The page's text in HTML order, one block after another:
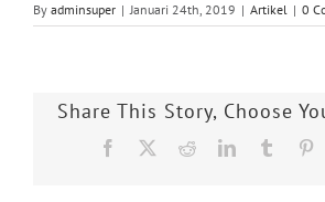
By adminsuper | Januari 24th, 2019 | Artikel | 0
Share This Story, Choose
Facebook RedditLinkedInTumblr